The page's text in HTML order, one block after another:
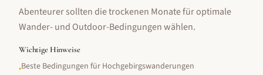
Abenteurer sollten die trockenen Monate für optimale
Wander- und Outdoor-Bedingungen wählen.
Wichtige Hinweise
•Beste Bedingungen für Hochgebirgswanderungen